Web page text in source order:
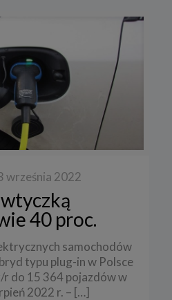
września 2022
40 proc.
samochodów
typu plug-in w Polsce
r do 15 364 pojazdów w
2022 r. – […]